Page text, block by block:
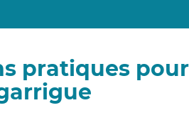
pratiques pour